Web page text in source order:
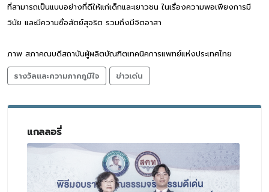
ที่สามารถเป็นแบบอย่างที่ดีให้แก่เด็กและเยาวชน ในเรื่องความพอเพียงการมี
วินัย และมีความซื่อสัตย์สุจริต รวมถึงมีจิตอาสา
ภาพ สภาคณบดีสถาบันผู้ผลิตบัณฑิตเทคนิคการแพทย์แห่งประเทศไทย
รางวัลและความภาคภูมิใจ
ข่าวเด่น
แกลลอรี่